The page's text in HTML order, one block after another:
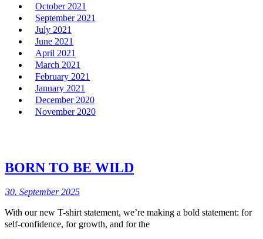
BORN TO BE WILD
30. September 2025
With our new T-shirt statement, we’re making a bold statement: for
self-confidence, for growth, and for the
October 2021
September 2021
July 2021
June 2021
April 2021
March 2021
February 2021
January 2021
December 2020
November 2020